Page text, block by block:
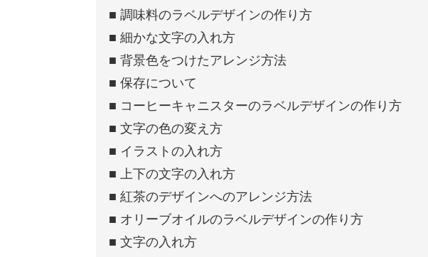
■ 調味料のラベルデザインの作り方
■ 細かな文字の入れ方
■ 背景色をつけたアレンジ方法
■ 保存について
■ コーヒーキャニスターのラベルデザインの作り方
■ 文字の色の変え方
■ イラストの入れ方
■ 上下の文字の入れ方
■ 紅茶のデザインへのアレンジ方法
■ オリーブオイルのラベルデザインの作り方
■ 文字の入れ方